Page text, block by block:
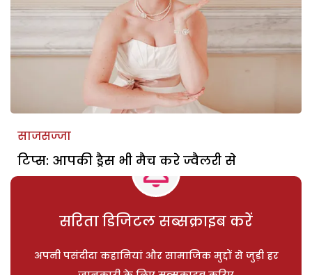
साजसज्जा
टिप्स: आपकी ड्रैस भी मैच करे ज्वैलरी से
सरिता डिजिटल सब्सक्राइब करें
अपनी पसंदीदा कहानियां और सामाजिक मुद्दों से जुड़ी हर